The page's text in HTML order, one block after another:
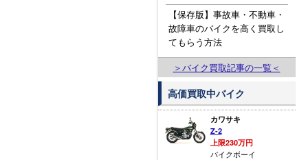
【保存版】事故車・不動車・
故障車のバイクを高く買取し
てもらう方法
＞バイク買取記事の一覧＜
高価買取中バイク
カワサキ
Z-2
上限230万円
バイクボーイ